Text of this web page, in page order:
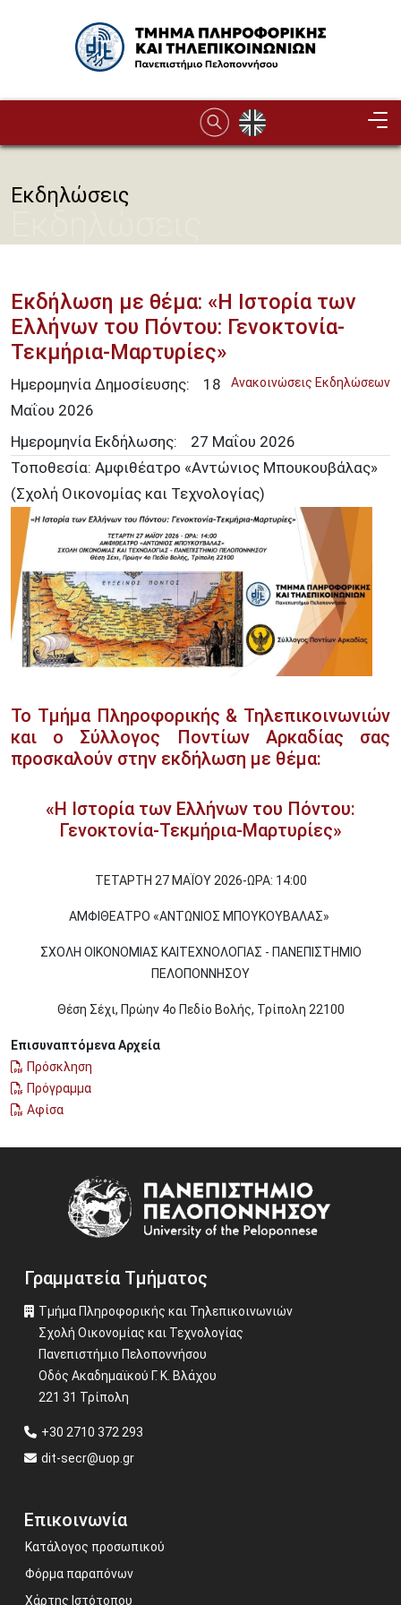
Image
Εκδηλώσεις
Εκδήλωση με θέμα: «Η Ιστορία των
Ελλήνων του Πόντου: Γενοκτονία-
Τεκμήρια-Μαρτυρίες»
Ανακοινώσεις Εκδηλώσεων
Ημερομηνία Δημοσίευσης:
18
Μαΐου 2026
Ημερομηνία Εκδήλωσης:
27 Μαΐου 2026
Τοποθεσία: Αμφιθέατρο «Αντώνιος Μπουκουβάλας»
(Σχολή Οικονομίας και Τεχνολογίας)
Το Τμήμα Πληροφορικής & Τηλεπικοινωνιών
και ο Σύλλογος Ποντίων Αρκαδίας σας
προσκαλούν στην εκδήλωση με θέμα:
«Η Ιστορία των Ελλήνων του Πόντου:
Γενοκτονία-Τεκμήρια-Μαρτυρίες»
ΤΕΤΑΡΤΗ 27 ΜΑΪΟΥ 2026-ΩΡΑ: 14:00
ΑΜΦΙΘΕΑΤΡΟ «ΑΝΤΩΝΙΟΣ ΜΠΟΥΚΟΥΒΑΛΑΣ»
ΣΧΟΛΗ ΟΙΚΟΝΟΜΙΑΣ ΚΑΙΤΕΧΝΟΛΟΓΙΑΣ - ΠΑΝΕΠΙΣΤΗΜΙΟ
ΠΕΛΟΠΟΝΝΗΣΟΥ
Θέση Σέχι, Πρώην 4ο Πεδίο Βολής, Τρίπολη 22100
Επισυναπτόμενα Αρχεία
Πρόσκληση
Πρόγραμμα
Αφίσα
Γραμματεία Τμήματος
Τμήμα Πληροφορικής και Τηλεπικοινωνιών
Σχολή Οικονομίας και Τεχνολογίας
Πανεπιστήμιο Πελοποννήσου
Οδός Ακαδημαϊκού Γ. Κ. Βλάχου
221 31 Τρίπολη
+30 2710 372 293
dit-secr@uop.gr
Επικοινωνία
Κατάλογος προσωπικού
Φόρμα παραπόνων
Χάρτης Ιστότοπου